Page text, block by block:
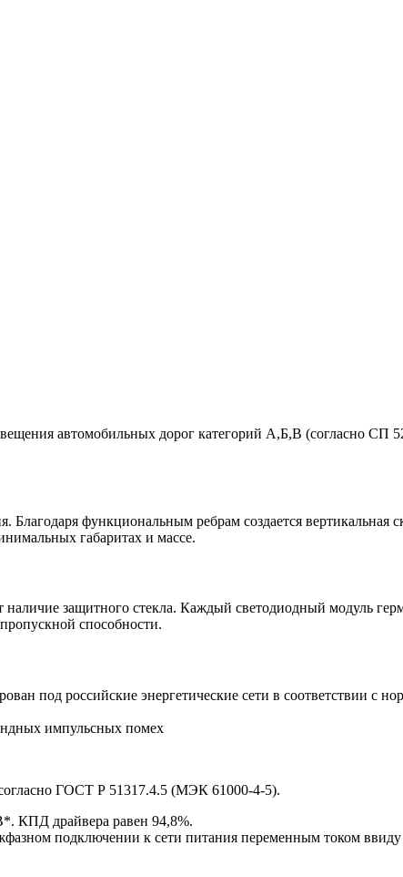
автомобильных дорог категорий А,Б,В (согласно СП
функциональным ребрам создается вертикальная
габаритах и массе.
защитного стекла. Каждый светодиодный модуль
способности.
под российские энергетические сети в соответствии с
импульсных помех
ГОСТ Р 51317.4.5 (МЭК 61000-4-5).
КПД драйвера равен 94,8%.
подключении к сети питания переменным током